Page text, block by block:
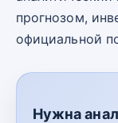
прогнозом,
официальной
Нужна